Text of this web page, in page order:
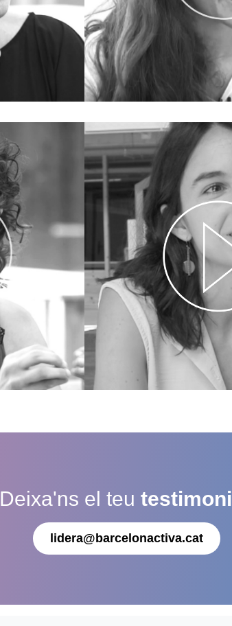
Deixa'ns el teu testimoni
lidera@barcelonactiva.cat